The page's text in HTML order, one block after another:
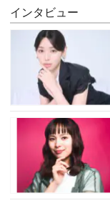
インタビュー